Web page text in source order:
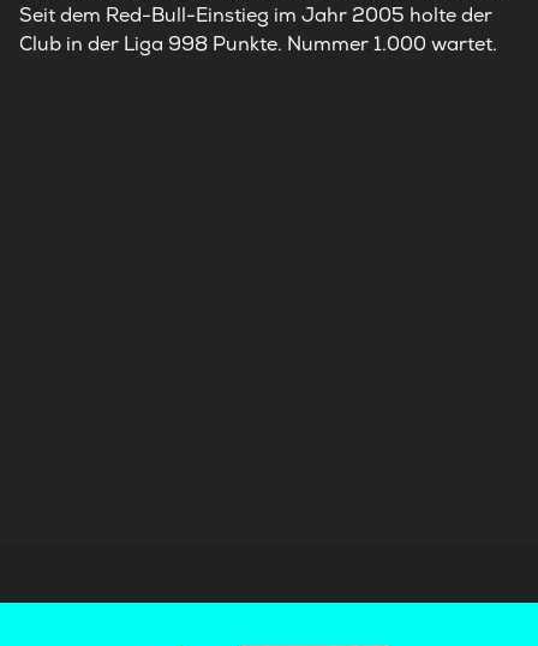
Seit dem Red-Bull-Einstieg im Jahr 2005 holte der
Club in der Liga 998 Punkte. Nummer 1.000 wartet.